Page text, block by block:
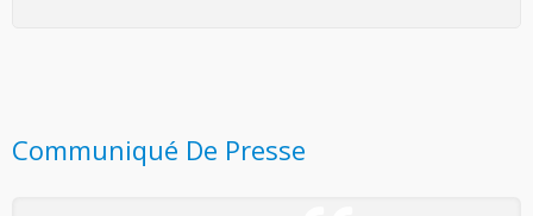
Communiqué De Presse